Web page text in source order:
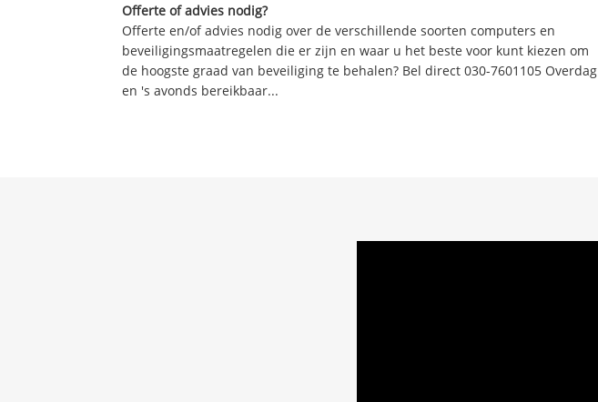
Offerte of advies nodig?
Offerte en/of advies nodig over de verschillende soorten computers en
beveiligingsmaatregelen die er zijn en waar u het beste voor kunt kiezen om
de hoogste graad van beveiliging te behalen? Bel direct 030-7601105 Overdag
en 's avonds bereikbaar...